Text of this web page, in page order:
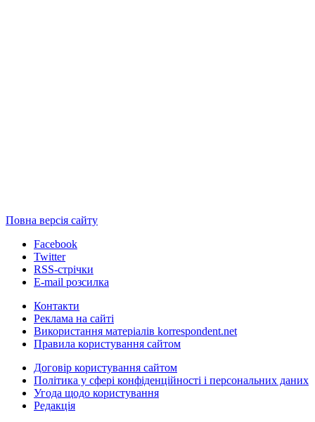
Повна версія сайту
Facebook
Twitter
RSS-стрічки
E-mail розсилка
Контакти
Реклама на сайті
Використання матеріалів korrespondent.net
Правила користування сайтом
Договір користування сайтом
Політика у сфері конфіденційності і персональних даних
Угода щодо користування
Редакція